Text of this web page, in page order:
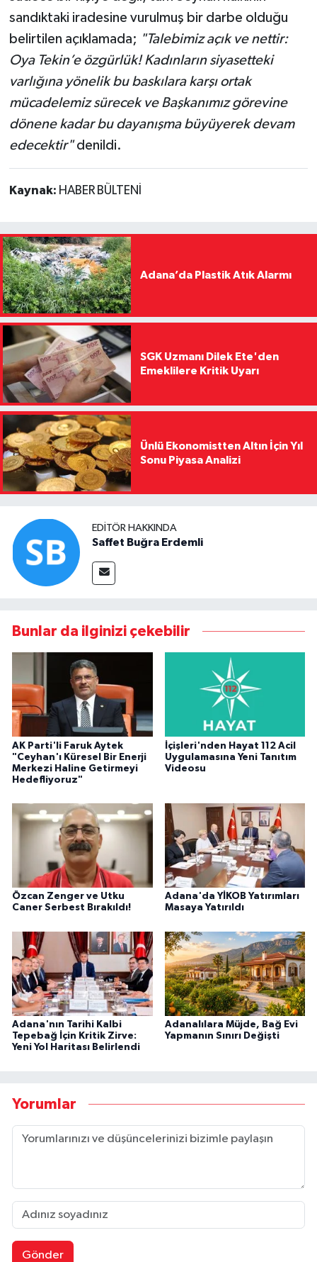
sandıktaki iradesine vurulmuş bir darbe olduğu
belirtilen açıklamada; "Talebimiz açık ve nettir:
Oya Tekin’e özgürlük! Kadınların siyasetteki
varlığına yönelik bu baskılara karşı ortak
mücadelemiz sürecek ve Başkanımız görevine
dönene kadar bu dayanışma büyüyerek devam
edecektir"denildi.
Kaynak: HABER BÜLTENİ
Adana’da Plastik Atık Alarmı
SGK Uzmanı Dilek Ete'den
Emeklilere Kritik Uyarı
Ünlü Ekonomistten Altın İçin Yıl
Sonu Piyasa Analizi
EDITÖR HAKKINDA
Saffet Buğra Erdemli
Bunlar da ilginizi çekebilir
AK Parti'li Faruk Aytek
"Ceyhan'ı Küresel Bir Enerji
Merkezi Haline Getirmeyi
Hedefliyoruz"
İçişleri'nden Hayat 112 Acil
Uygulamasına Yeni Tanıtım
Videosu
Özcan Zenger ve Utku
Caner Serbest Bırakıldı!
Adana'da YİKOB Yatırımları
Masaya Yatırıldı
Adana'nın Tarihi Kalbi
Tepebağ İçin Kritik Zirve:
Yeni Yol Haritası Belirlendi
Adanalılara Müjde, Bağ Evi
Yapmanın Sınırı Değişti
Yorumlar
Gönder